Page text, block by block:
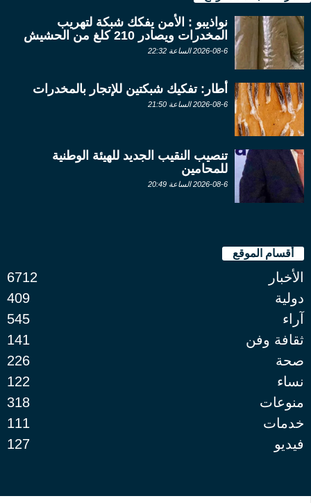
نواذيبو : الأمن يفكك شبكة لتهريب
المخدرات ويصادر 210 كلغ من الحشيش
2026-08-6 الساعة 22:32
أطار: تفكيك شبكتين للإتجار بالمخدرات
2026-08-6 الساعة 21:50
تنصيب النقيب الجديد للهيئة الوطنية
للمحامين
2026-08-6 الساعة 20:49
أقسام الموقع
الأخبار
6712
دولية
409
آراء
545
ثقافة وفن
141
صحة
226
نساء
122
منوعات
318
خدمات
111
فيديو
127